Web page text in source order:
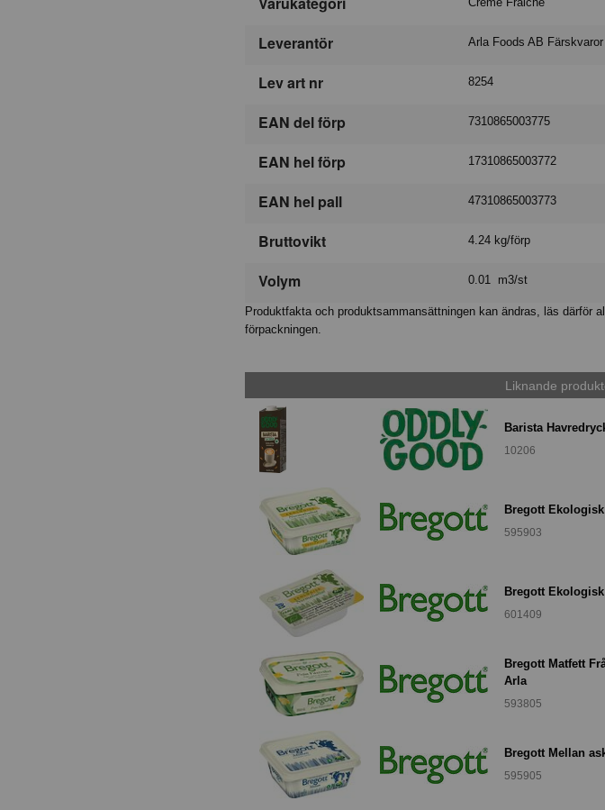
Leverantör Arla Foods AB Färskvaror
Lev art nr 8254
EAN del förp 7310865003775
EAN hel förp 17310865003772
EAN hel pall 47310865003773
Bruttovikt 4.24 kg/förp
Volym 0.01 m3/st
Produktfakta och produktsammansättningen kan ändras, läs därför
förpackningen.
Liknande
Barista
10206
Bregott
595903
Bregott
601409
Bregott Matfett
Arla
593805
Bregott Mellan
595905